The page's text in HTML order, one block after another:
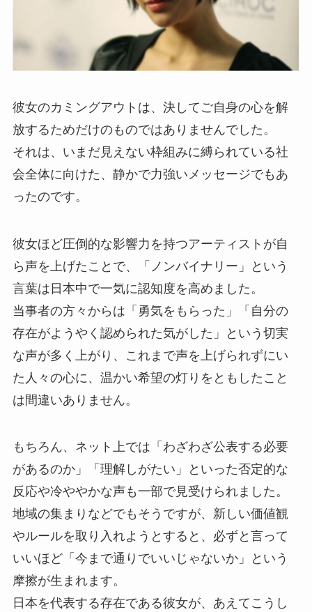
彼女のカミングアウトは、決してご自身の心を解
放するためだけのものではありませんでした。
それは、いまだ見えない枠組みに縛られている社
会全体に向けた、静かで力強いメッセージでもあ
ったのです。
彼女ほど圧倒的な影響力を持つアーティストが自
ら声を上げたことで、「ノンバイナリー」という
言葉は日本中で一気に認知度を高めました。
当事者の方々からは「勇気をもらった」「自分の
存在がようやく認められた気がした」という切実
な声が多く上がり、これまで声を上げられずにい
た人々の心に、温かい希望の灯りをともしたこと
は間違いありません。
もちろん、ネット上では「わざわざ公表する必要
があるのか」「理解しがたい」といった否定的な
反応や冷ややかな声も一部で見受けられました。
地域の集まりなどでもそうですが、新しい価値観
やルールを取り入れようとすると、必ずと言って
いいほど「今まで通りでいいじゃないか」という
摩擦が生まれます。
日本を代表する存在である彼女が、あえてこうし